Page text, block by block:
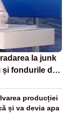
la junk
și fondurile de
producției
și va devia apa